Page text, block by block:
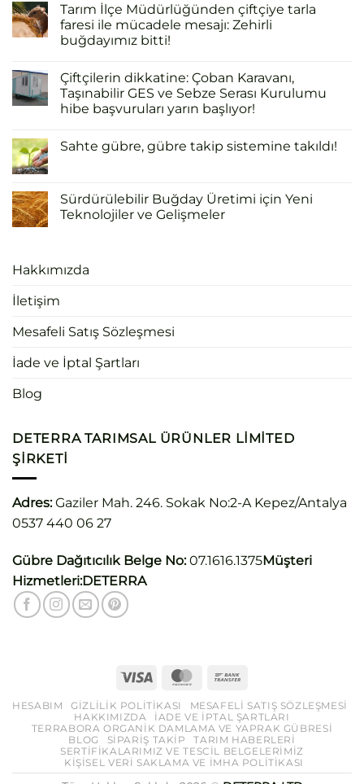
Tarım İlçe Müdürlüğünden çiftçiye tarla
faresi ile mücadele mesajı: Zehirli
buğdayımız bitti!
Çiftçilerin dikkatine: Çoban Karavanı,
Taşınabilir GES ve Sebze Serası Kurulumu
hibe başvuruları yarın başlıyor!
Sahte gübre, gübre takip sistemine takıldı!
Sürdürülebilir Buğday Üretimi için Yeni
Teknolojiler ve Gelişmeler
Hakkımızda
İletişim
Mesafeli Satış Sözleşmesi
İade ve İptal Şartları
Blog
DETERRA TARIMSAL ÜRÜNLER LIMITED
ŞIRKETI
Adres:Gaziler Mah. 246. Sokak No:2-A Kepez/Antalya
0537 440 06 27
Gübre Dağıtıcılık Belge No:07.1616.1375Müşteri
Hizmetleri:DETERRA
HESABIM GIZLILIK POLITIKASI
MESAFELI SATIŞ SÖZLEŞMESI
HAKKIMIZDA
İADE VE İPTAL ŞARTLARI
TERRABORA ORGANIK DAMLAMA VE YAPRAK GÜBRESI
BLOG
SIPARIŞ TAKIP
TARIM HABERLERI
SERTIFIKALARIMIZ VE TESCIL BELGELERIMIZ
KİŞİSEL VERİ SAKLAMA VE İMHA POLİTİKASI